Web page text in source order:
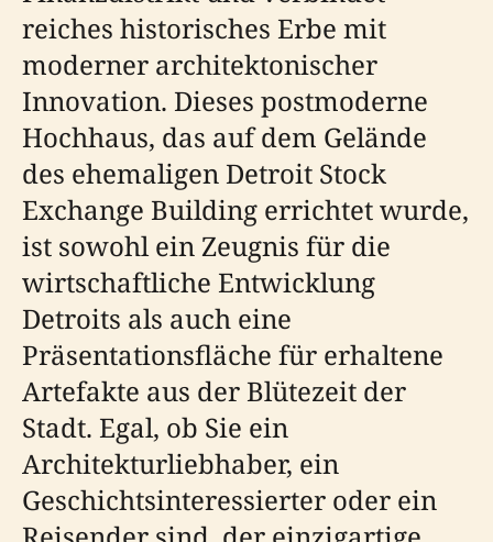
reiches historisches Erbe mit
moderner architektonischer
Innovation. Dieses postmoderne
Hochhaus, das auf dem Gelände
des ehemaligen Detroit Stock
Exchange Building errichtet wurde,
ist sowohl ein Zeugnis für die
wirtschaftliche Entwicklung
Detroits als auch eine
Präsentationsfläche für erhaltene
Artefakte aus der Blütezeit der
Stadt. Egal, ob Sie ein
Architekturliebhaber, ein
Geschichtsinteressierter oder ein